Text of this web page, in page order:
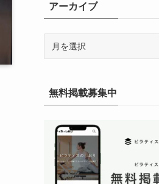
ーアーカイブ
ブ無料掲載募集中